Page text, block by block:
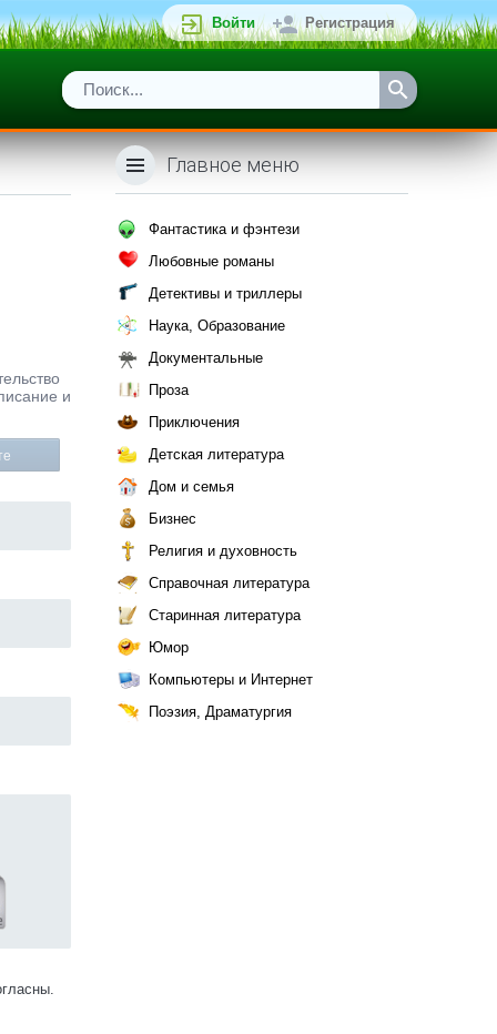
Войти Регистрация
и
Главное меню
Фантастика и фэнтези
Любовные романы
Детективы и триллеры
Наука, Образование
Документальные
Проза
Приключения
Детская литература
Дом и семья
Бизнес
Религия и духовность
Справочная литература
Старинная литература
Юмор
Компьютеры и Интернет
Поэзия, Драматургия